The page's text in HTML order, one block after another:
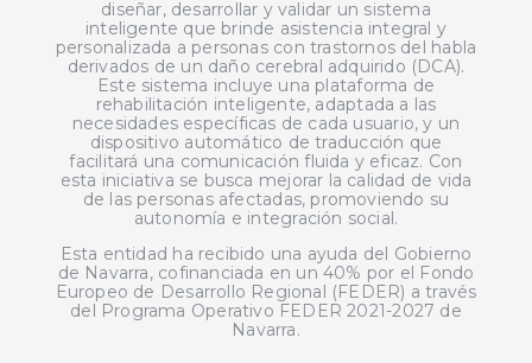
diseñar, desarrollar y validar un sistema
inteligente que brinde asistencia integral y
personalizada a personas con trastornos del habla
derivados de un daño cerebral adquirido (DCA).
Este sistema incluye una plataforma de
rehabilitación inteligente, adaptada a las
necesidades específicas de cada usuario, y un
dispositivo automático de traducción que
facilitará una comunicación fluida y eficaz. Con
esta iniciativa se busca mejorar la calidad de vida
de las personas afectadas, promoviendo su
autonomía e integración social.
Esta entidad ha recibido una ayuda del Gobierno
de Navarra, cofinanciada en un 40% por el Fondo
Europeo de Desarrollo Regional (FEDER) a través
del Programa Operativo FEDER 2021-2027 de
Navarra.